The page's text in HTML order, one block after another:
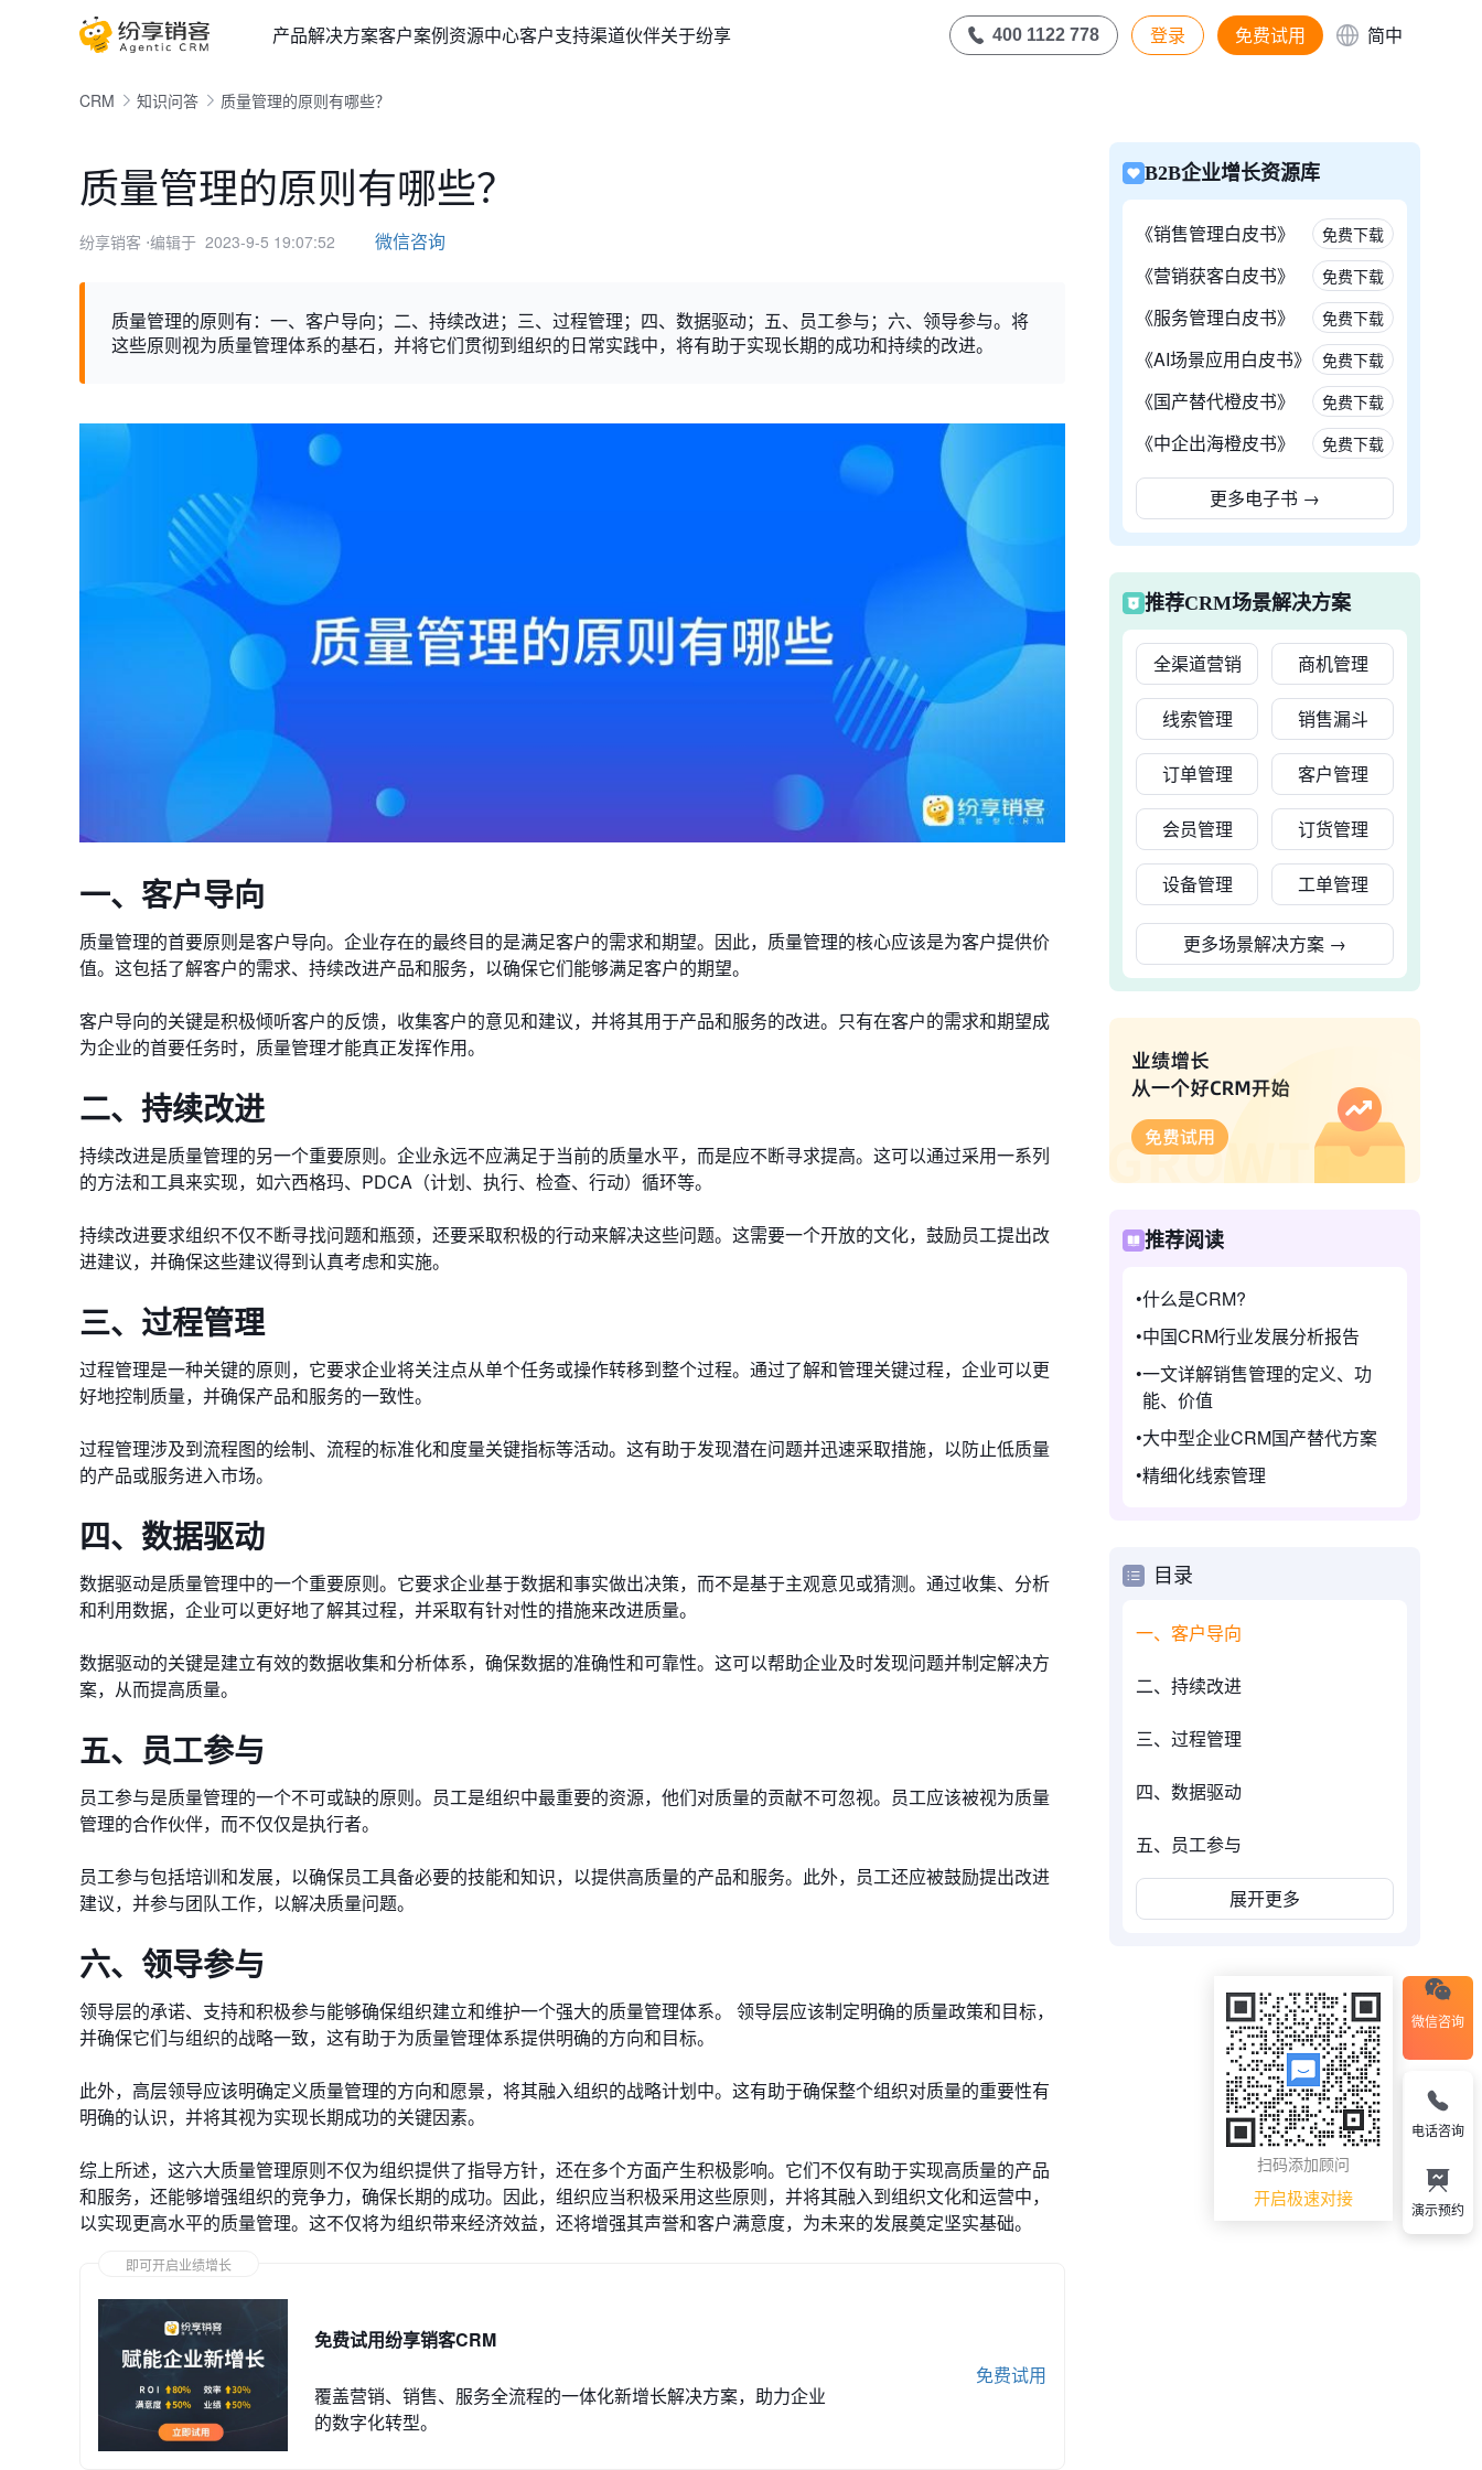
产品解决方案客户案例资源中心客户支持渠道伙伴关于纷享 400 1122 778 登录 免费试用 简中
CRM 知识问答 质量管理的原则有哪些？
质量管理的原则有哪些？
纷享销客 ⋅编辑于 2023-9-5 19:07:52 微信咨询
质量管理的原则有：一、客户导向；二、持续改进；三、过程管理；四、数据驱动；五、员工参与；六、领导参与。将
这些原则视为质量管理体系的基石，并将它们贯彻到组织的日常实践中，将有助于实现长期的成功和持续的改进。
一、客户导向
质量管理的首要原则是客户导向。企业存在的最终目的是满足客户的需求和期望。因此，质量管理的核心应该是为客户提供价
值。这包括了解客户的需求、持续改进产品和服务，以确保它们能够满足客户的期望。
客户导向的关键是积极倾听客户的反馈，收集客户的意见和建议，并将其用于产品和服务的改进。只有在客户的需求和期望成
为企业的首要任务时，质量管理才能真正发挥作用。
二、持续改进
持续改进是质量管理的另一个重要原则。企业永远不应满足于当前的质量水平，而是应不断寻求提高。这可以通过采用一系列
的方法和工具来实现，如六西格玛、PDCA（计划、执行、检查、行动）循环等。
持续改进要求组织不仅不断寻找问题和瓶颈，还要采取积极的行动来解决这些问题。这需要一个开放的文化，鼓励员工提出改
进建议，并确保这些建议得到认真考虑和实施。
三、过程管理
过程管理是一种关键的原则，它要求企业将关注点从单个任务或操作转移到整个过程。通过了解和管理关键过程，企业可以更
好地控制质量，并确保产品和服务的一致性。
过程管理涉及到流程图的绘制、流程的标准化和度量关键指标等活动。这有助于发现潜在问题并迅速采取措施，以防止低质量
的产品或服务进入市场。
四、数据驱动
数据驱动是质量管理中的一个重要原则。它要求企业基于数据和事实做出决策，而不是基于主观意见或猜测。通过收集、分析
和利用数据，企业可以更好地了解其过程，并采取有针对性的措施来改进质量。
数据驱动的关键是建立有效的数据收集和分析体系，确保数据的准确性和可靠性。这可以帮助企业及时发现问题并制定解决方
案，从而提高质量。
五、员工参与
员工参与是质量管理的一个不可或缺的原则。员工是组织中最重要的资源，他们对质量的贡献不可忽视。员工应该被视为质量
管理的合作伙伴，而不仅仅是执行者。
员工参与包括培训和发展，以确保员工具备必要的技能和知识，以提供高质量的产品和服务。此外，员工还应被鼓励提出改进
建议，并参与团队工作，以解决质量问题。
六、领导参与
领导层的承诺、支持和积极参与能够确保组织建立和维护一个强大的质量管理体系。 领导层应该制定明确的质量政策和目标，
并确保它们与组织的战略一致，这有助于为质量管理体系提供明确的方向和目标。
此外，高层领导应该明确定义质量管理的方向和愿景，将其融入组织的战略计划中。这有助于确保整个组织对质量的重要性有
明确的认识，并将其视为实现长期成功的关键因素。
综上所述，这六大质量管理原则不仅为组织提供了指导方针，还在多个方面产生积极影响。它们不仅有助于实现高质量的产品
和服务，还能够增强组织的竞争力，确保长期的成功。因此，组织应当积极采用这些原则，并将其融入到组织文化和运营中，
以实现更高水平的质量管理。这不仅将为组织带来经济效益，还将增强其声誉和客户满意度，为未来的发展奠定坚实基础。
即可开启业绩增长
免费试用纷享销客CRM
覆盖营销、销售、服务全流程的一体化新增长解决方案，助力企业
的数字化转型。
免费试用
B2B企业增长资源库
《销售管理白皮书》 免费下载
《营销获客白皮书》 免费下载
《服务管理白皮书》 免费下载
《AI场景应用白皮书》 免费下载
《国产替代橙皮书》 免费下载
《中企出海橙皮书》 免费下载
更多电子书 →
推荐CRM场景解决方案
全渠道营销 商机管理
线索管理 销售漏斗
订单管理 客户管理
会员管理 订货管理
设备管理 工单管理
更多场景解决方案 →
推荐阅读
什么是CRM?
中国CRM行业发展分析报告
一文详解销售管理的定义、功
能、价值
大中型企业CRM国产替代方案
精细化线索管理
目录
一、客户导向
二、持续改进
三、过程管理
四、数据驱动
五、员工参与
展开更多
微信咨询
扫码添加顾问
开启极速对接
电话咨询
演示预约